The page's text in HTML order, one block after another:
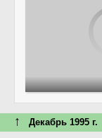
↑ Декабрь 1995 г.